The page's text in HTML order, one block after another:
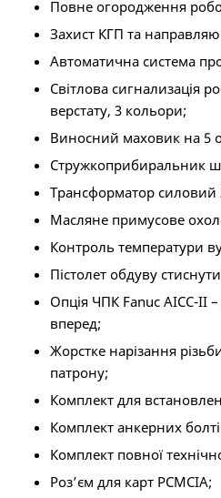
Повне огородження
Захист КГП та
Автоматична система
Світлова сигнализація
верстату, 3 кольори;
Виносний маховик на 5
Стружкоприбиральник
Трансформатор силовий
Масляне примусове
Контроль температури
Пістолет обдуву
Опція ЧПК Fanuc AICC-II
вперед;
Жорстке нарізання
патрону;
Комплект для
Комплект анкерних
Комплект повної
Роз’єм для карт PCMCIA;